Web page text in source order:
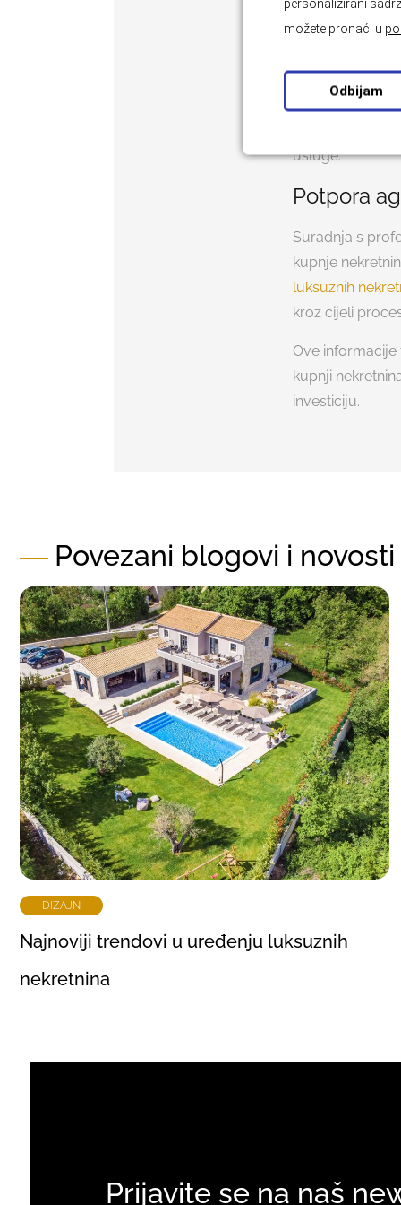
luksuz s
Marina i
Investicije u
usluge.
Potpora
Suradnja s
kupnje
luksuznih
kroz cijeli
Ove
kupnji
investiciju.
Povezani blogovi i novosti
DIZAJN
Najnoviji trendovi u uređenju luksuznih
nekretnina
Prijavite se na naš
personalizirani
možete pronaći u
Odbijam